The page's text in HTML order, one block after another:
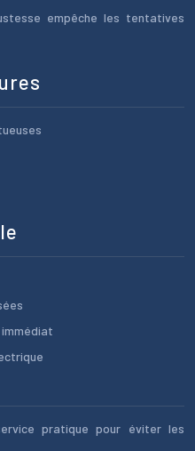
empêche les tentatives
immédiat
pratique pour éviter les